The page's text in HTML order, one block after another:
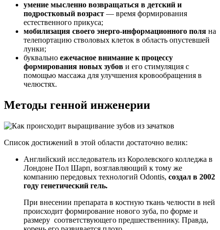
умение мысленно возвращаться в детский и
подростковый возраст — время формирования
естественного прикуса;
мобилизация своего энерго-информационного поля на
телепортацию стволовых клеток в область опустевшей
лунки;
буквально ежечасное внимание к процессу
формирования новых зубов и его стимуляция с
помощью массажа для улучшения кровообращения в
челюстях.
Методы генной инженерии
Список достижений в этой области достаточно велик:
Английский исследователь из Королевского колледжа в
Лондоне Пол Шарп, возглавляющий к тому же
компанию передовых технологий Odontis, создал в 2002
году генетический гель.
При внесении препарата в костную ткань челюсти в ней
происходит формирование нового зуба, по форме и
размеру соответствующего предшественнику. Правда,